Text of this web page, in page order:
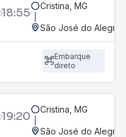
18:55 Cristina, MG
São José do Alegre,
Embarque
direto
19:20 Cristina, MG
São José do Alegre,